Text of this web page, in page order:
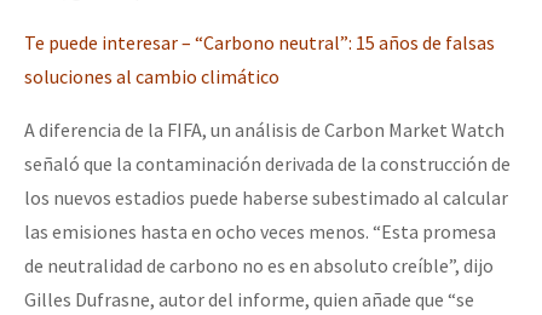
Te puede interesar – “Carbono neutral”: 15 años de falsas
soluciones al cambio climático
A diferencia de la FIFA, un análisis de Carbon Market Watch
señaló que la contaminación derivada de la construcción de
los nuevos estadios puede haberse subestimado al calcular
las emisiones hasta en ocho veces menos. “Esta promesa
de neutralidad de carbono no es en absoluto creíble”, dijo
Gilles Dufrasne, autor del informe, quien añade que “se